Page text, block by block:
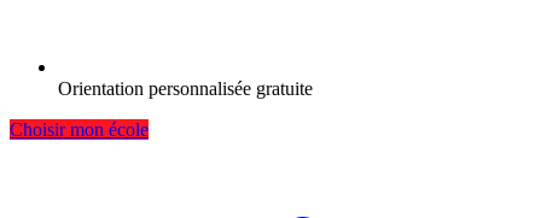
Orientation personnalisée gratuite
Choisir mon école